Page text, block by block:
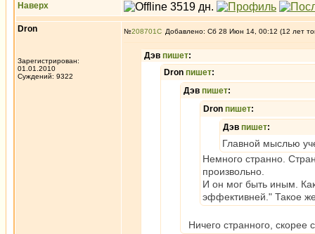
Наверх
Dron
Зарегистрирован:
01.01.2010
Суждений: 9322
№208701 Добавлено: Сб 28 Июн 14, 00:12 (12 лет
Дэв пишет:
Dron пишет:
Дэв пишет:
Dron пишет:
Дэв пишет:
Главной мыслью
Немного странно.
произвольно.
И он мог быть иным.
эффективней." Такое
Ничего странного, скорее